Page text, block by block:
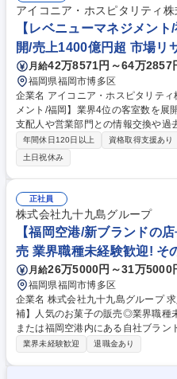
岡【物流企画・管理】ロジスティク
アイコニア・ホスピタリティ株
【レベニューマネジメン
開/売上1400億円超 市場リ
月給42万8571円～64万2857
福岡県福岡市博多区
企業名 アイコニア・ホスピタリティ株式会社 求人名 【レ
メント/福岡】業界4位の客室数を展開/売上1400
支配人や営業部門との情報交換や過
き、綿密なフォーキャストを作成、
トロールをお任せします。担当ホテルは
細】■各運営ホテルの販売戦略の立
ュー・デマンドの分析■フォーキャ
に関する設定と管理■新規店舗オー
全国統一の予約システムを導入し、
をリアルタイムで確認が可能。ま
どのジャンル、担当地域など)はご経験
【レベニューマネジメント/福岡】
超
年間休日120日以上 資格取得支援あり
土日祝休み
正社員
株式会社九十九島グループ
【福岡空港/新ブランドの
売 業界職種未経験歓迎! そ
月給26万5000円～31万5000
福岡県福岡市博多区
企業名 株式会社九十九島グループ 求人名 【福岡空港/新ブランドの店長候
補】人気のお菓子の販売◎業界職種未経験歓迎！ 仕事
または福岡空港内にある自社ブラ
舗管理に関わっていただきます。ブ
客販売業務を行います。 ■売場づく
業界未経験歓迎 退職金あり